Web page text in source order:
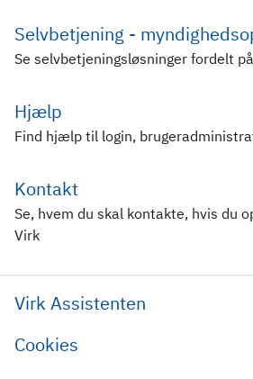
Selvbetjening -
Se selvbetjeningsløsninger fordelt
Hjælp
Find hjælp til login,
Kontakt
Se, hvem du skal kontakte, hvis du
Virk
Virk Assistenten
Cookies